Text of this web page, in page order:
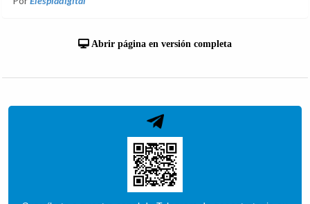
Abrir página en versión completa